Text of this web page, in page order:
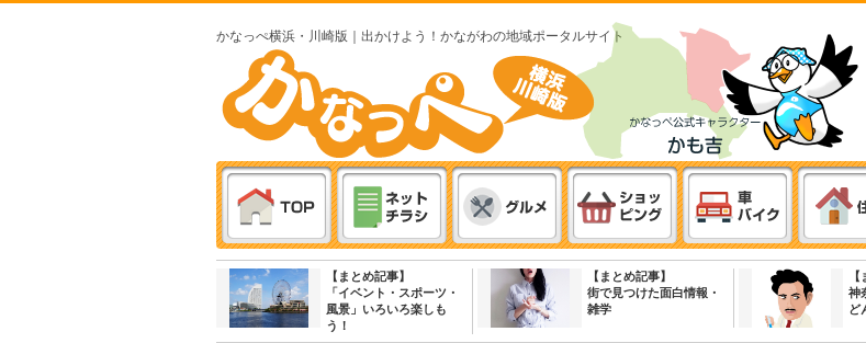
かなっぺ横浜・川崎版｜出かけよう！かながわの地域ポータルサイト
【まとめ記事】
「イベント・スポーツ・
風景」いろいろ楽しも
う！
【まとめ記事】
街で見つけた面白情報・
雑学
神
ど